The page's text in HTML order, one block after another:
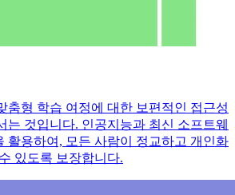
춤형 학습 여정에 대한 보편적인 접근성
는 것입니다. 인공지능과 최신 소프트웨
활용하여, 모든 사람이 정교하고 개인화
있도록 보장합니다.